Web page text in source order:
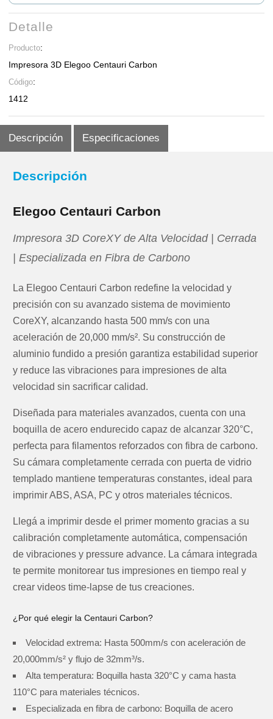
Detalle
Producto:
Impresora 3D Elegoo Centauri Carbon
Código:
1412
Descripción Especificaciones
Descripción
Elegoo Centauri Carbon
Impresora 3D CoreXY de Alta Velocidad | Cerrada
| Especializada en Fibra de Carbono
La Elegoo Centauri Carbon redefine la velocidad y
precisión con su avanzado sistema de movimiento
CoreXY, alcanzando hasta 500 mm/s con una
aceleración de 20,000 mm/s². Su construcción de
aluminio fundido a presión garantiza estabilidad superior
y reduce las vibraciones para impresiones de alta
velocidad sin sacrificar calidad.
Diseñada para materiales avanzados, cuenta con una
boquilla de acero endurecido capaz de alcanzar 320°C,
perfecta para filamentos reforzados con fibra de carbono.
Su cámara completamente cerrada con puerta de vidrio
templado mantiene temperaturas constantes, ideal para
imprimir ABS, ASA, PC y otros materiales técnicos.
Llegá a imprimir desde el primer momento gracias a su
calibración completamente automática, compensación
de vibraciones y pressure advance. La cámara integrada
te permite monitorear tus impresiones en tiempo real y
crear videos time-lapse de tus creaciones.
¿Por qué elegir la Centauri Carbon?
Velocidad extrema: Hasta 500mm/s con aceleración de
20,000mm/s² y flujo de 32mm³/s.
Alta temperatura: Boquilla hasta 320°C y cama hasta
110°C para materiales técnicos.
Especializada en fibra de carbono: Boquilla de acero